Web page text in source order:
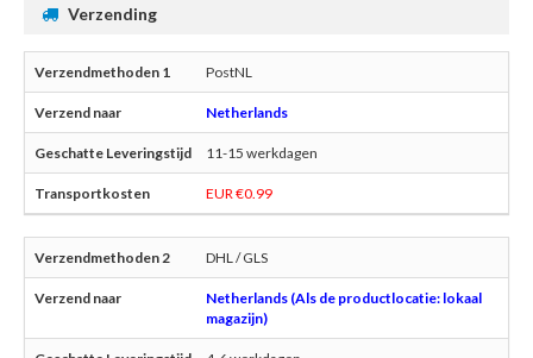
Verzending
PostNL
Netherlands
11-15 werkdagen
EUR €0.99
DHL / GLS
Netherlands (Als de productlocatie: lokaal
magazijn)